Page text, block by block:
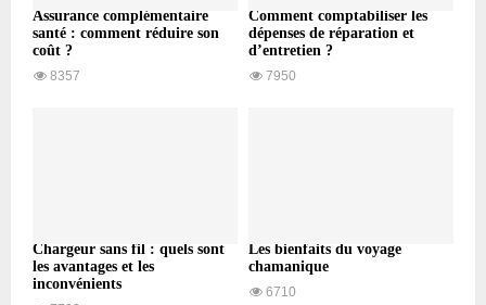
Assurance complémentaire
santé : comment réduire son
coût ?
8357
Comment comptabiliser les
dépenses de réparation et
d’entretien ?
7950
Chargeur sans fil : quels sont
les avantages et les
inconvénients
Les bienfaits du voyage
chamanique
6710